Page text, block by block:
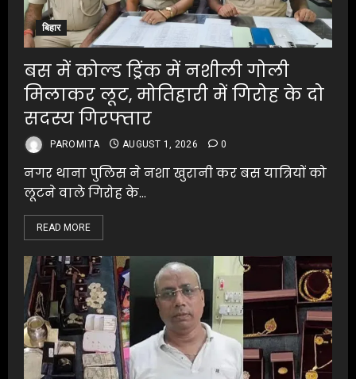
बिहार
बस में कोल्ड ड्रिंक में नशीली गोली
मिलाकर लूट, मोतिहारी में गिरोह के दो
सदस्य गिरफ्तार
PAROMITA AUGUST 1, 2026 0
नगर थाना पुलिस ने नशा खुरानी कर बस यात्रियों को
लूटने वाले गिरोह के...
READ MORE